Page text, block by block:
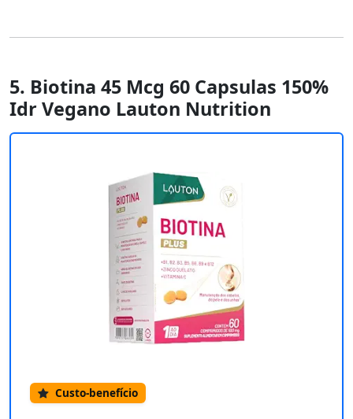
5. Biotina 45 Mcg 60 Capsulas 150%
Idr Vegano Lauton Nutrition
Custo-benefício